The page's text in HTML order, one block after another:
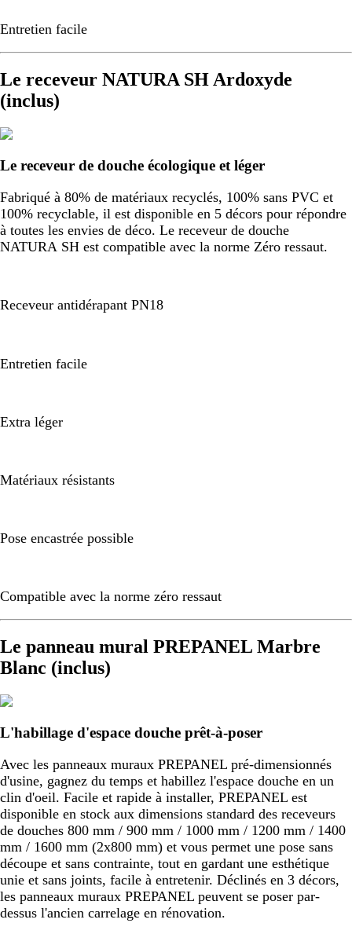
Entretien facile
Le receveur NATURA SH Ardoxyde
(inclus)
Le receveur de douche écologique et léger
Fabriqué à 80% de matériaux recyclés, 100% sans PVC et
100% recyclable, il est disponible en 5 décors pour répondre
à toutes les envies de déco. Le receveur de douche
NATURA SH est compatible avec la norme Zéro ressaut.
Receveur antidérapant PN18
Entretien facile
Extra léger
Matériaux résistants
Pose encastrée possible
Compatible avec la norme zéro ressaut
Le panneau mural PREPANEL Marbre
Blanc (inclus)
L'habillage d'espace douche prêt-à-poser
Avec les panneaux muraux PREPANEL pré-dimensionnés
d'usine, gagnez du temps et habillez l'espace douche en un
clin d'oeil. Facile et rapide à installer, PREPANEL est
disponible en stock aux dimensions standard des receveurs
de douches 800 mm / 900 mm / 1000 mm / 1200 mm / 1400
mm / 1600 mm (2x800 mm) et vous permet une pose sans
découpe et sans contrainte, tout en gardant une esthétique
unie et sans joints, facile à entretenir. Déclinés en 3 décors,
les panneaux muraux PREPANEL peuvent se poser par-
dessus l'ancien carrelage en rénovation.